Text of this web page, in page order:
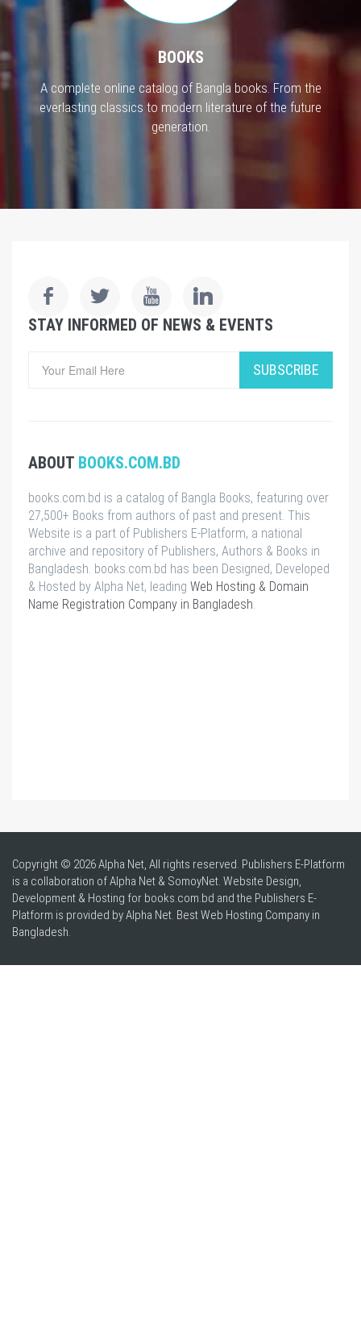
BOOKS
A complete online catalog of Bangla books. From the
everlasting classics to modern literature of the future
generation.
STAY INFORMED OF NEWS & EVENTS
SUBSCRIBE
ABOUT BOOKS.COM.BD
books.com.bd is a catalog of Bangla Books, featuring over
27,500+ Books from authors of past and present. This
Website is a part of Publishers E-Platform, a national
archive and repository of Publishers, Authors & Books in
Bangladesh. books.com.bd has been Designed, Developed
& Hosted by Alpha Net, leading Web Hosting & Domain
Name Registration Company in Bangladesh
Copyright © 2026 Alpha Net, All rights reserved. Publishers E-Platform
is a collaboration of Alpha Net & SomoyNet. Website Design,
Development & Hosting for books.com.bd and the Publishers E-
Platform is provided by Alpha Net. BestWeb Hosting Company in
Bangladesh.